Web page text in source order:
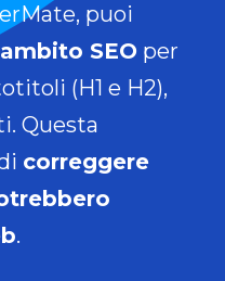
puoi
SEO per
(H1 e H2),
Questa
correggere
.